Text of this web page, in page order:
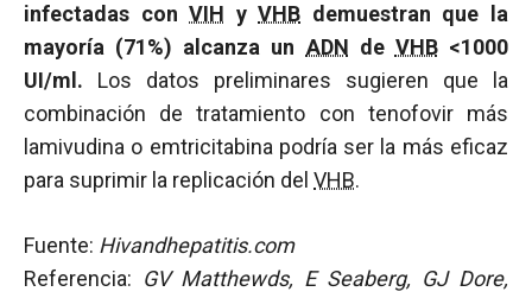
infectadas conVIH yVHB demuestran que la
mayoría (71%) alcanza un ADN de VHB<1000
UI/ml. Los datos preliminares sugieren que la
combinación de tratamiento con tenofovir más
lamivudina o emtricitabina podría ser la más eficaz
para suprimir la replicación del VHB.
Fuente: Hivandhepatitis.com
Referencia: GV Matthewds, E Seaberg, GJ Dore,